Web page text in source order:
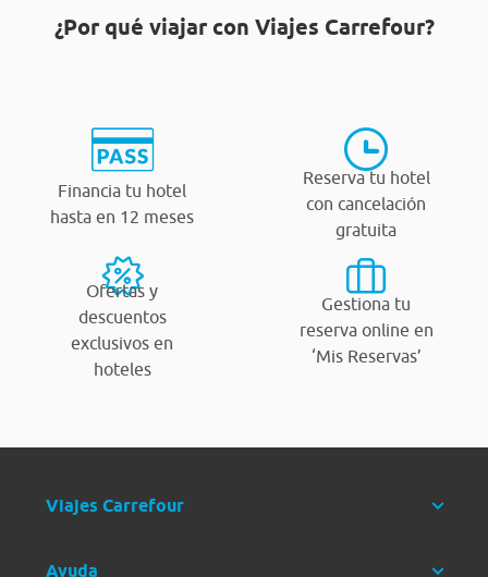
¿Por qué viajar con Viajes Carrefour?
Financia tu hotel
hasta en 12 meses
Reserva tu hotel
con cancelación
gratuita
Ofertas y
descuentos
exclusivos en
hoteles
Gestiona tu
reserva online en
‘Mis Reservas’
Viajes Carrefour
Ayuda